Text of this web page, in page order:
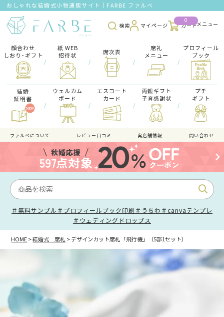
おしゃれな結婚式小物通販サイト｜FARBE ファルベ
検索 マイページ
0
カート
顔合わせ
しおり･ギフト
/
紙 WEB
招待状
/
席次表
/
席礼
メニュー
/
プロフィール
ブック
結婚
証明書
/
ウェルカム
ボード
/
エスコート
カード
/
両親ギフト
子育感謝状
/
プチ
ギフト
ファルべについて レビュー口コミ 実店舗情報 問い合わせ
＃無料サンプル ＃プロフィールブック印刷 ＃うちわ ＃canvaテンプレ
＃ウェディングドロップス
HOME 結婚式 席札 デザインカット席札「飛行機」（5部1セット）